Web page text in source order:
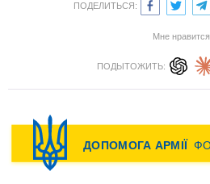
ПОДЕЛИТЬСЯ:
Мне нравится
ПОДЫТОЖИТЬ: